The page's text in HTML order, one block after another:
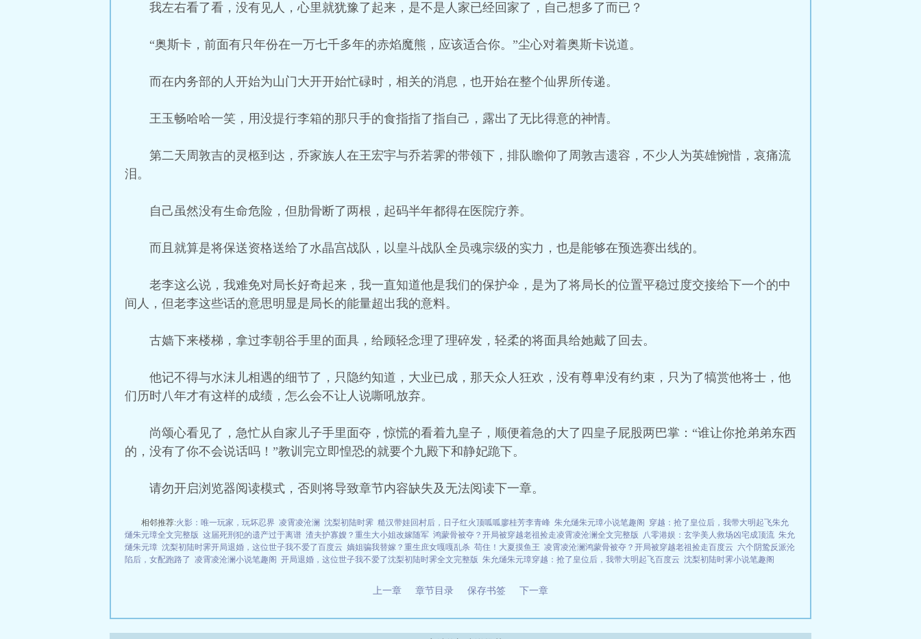
我左右看了看，没有见人，心里就犹豫了起来，是不是人家已经回家了，自己想多了而已？
“奥斯卡，前面有只年份在一万七千多年的赤焰魔熊，应该适合你。”尘心对着奥斯卡说道。
而在内务部的人开始为山门大开开始忙碌时，相关的消息，也开始在整个仙界所传递。
王玉畅哈哈一笑，用没提行李箱的那只手的食指指了指自己，露出了无比得意的神情。
第二天周敦吉的灵柩到达，乔家族人在王宏宇与乔若霁的带领下，排队瞻仰了周敦吉遗容，不少人为英雄惋惜，哀痛流
泪。
自己虽然没有生命危险，但肋骨断了两根，起码半年都得在医院疗养。
而且就算是将保送资格送给了水晶宫战队，以皇斗战队全员魂宗级的实力，也是能够在预选赛出线的。
老李这么说，我难免对局长好奇起来，我一直知道他是我们的保护伞，是为了将局长的位置平稳过度交接给下一个的中
间人，但老李这些话的意思明显是局长的能量超出我的意料。
古嫱下来楼梯，拿过李朝谷手里的面具，给顾轻念理了理碎发，轻柔的将面具给她戴了回去。
他记不得与水沫儿相遇的细节了，只隐约知道，大业已成，那天众人狂欢，没有尊卑没有约束，只为了犒赏他将士，他
们历时八年才有这样的成绩，怎么会不让人说嘶吼放弃。
尚颂心看见了，急忙从自家儿子手里面夺，惊慌的看着九皇子，顺便着急的大了四皇子屁股两巴掌：“谁让你抢弟弟东西
的，没有了你不会说话吗！”教训完立即惶恐的就要个九殿下和静妃跪下。
请勿开启浏览器阅读模式，否则将导致章节内容缺失及无法阅读下一章。
相邻推荐:火影：唯一玩家，玩坏忍界 凌霄凌沧澜 沈梨初陆时霁 糙汉带娃回村后，日子红火顶呱呱廖桂芳李青峰 朱允熥朱元璋小说笔趣阁
穿越：抢了皇位后，我带大明起飞朱允
熥朱元璋全文完整版 这届死刑犯的遗产过于离谱 渣夫护寡嫂？重生大小姐改嫁随军 鸿蒙骨被夺？开局被穿越老祖捡走凌霄凌沧澜全文完整版 八零港娱：玄学美人救场凶宅成顶流 朱允
熥朱元璋 沈梨初陆时霁开局退婚，这位世子我不爱了百度云 嫡姐骗我替嫁？重生庶女嘎嘎乱杀 苟住！大夏摸鱼王 凌霄凌沧澜鸿蒙骨被夺？开局被穿越老祖捡走百度云 六个阴鸷反派沦
陷后，女配跑路了 凌霄凌沧澜小说笔趣阁 开局退婚，这位世子我不爱了沈梨初陆时霁全文完整版 朱允熥朱元璋穿越：抢了皇位后，我带大明起飞百度云 沈梨初陆时霁小说笔趣阁
上一章 章节目录 保存书签 下一章